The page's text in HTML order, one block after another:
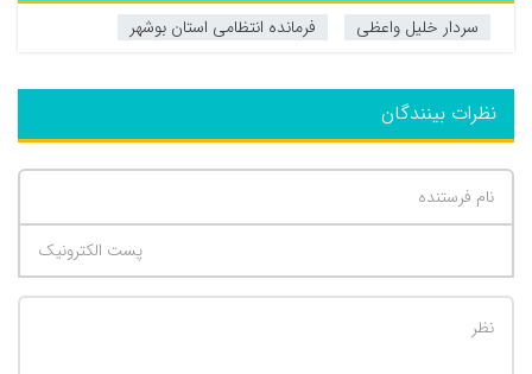
سردار خلیل واعظی
فرمانده انتظامی استان بوشهر
نظرات بینندگان